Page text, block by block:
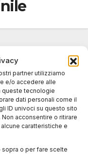
partner utilizziamo
e/o accedere alle
queste tecnologie
dati personali come il
ID univoci su questo sito
acconsentire o ritirare
caratteristiche e
sopra o per fare scelte